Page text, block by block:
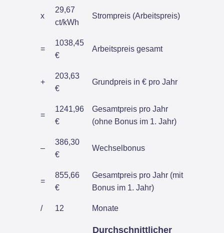
x
29,67
ct/kWh
Strompreis (Arbeitspreis)
=
1038,45
€
Arbeitspreis gesamt
+
203,63
€
Grundpreis in € pro Jahr
=
1241,96
€
Gesamtpreis pro Jahr
(ohne Bonus im 1. Jahr)
–
386,30
€
Wechselbonus
=
855,66
€
Gesamtpreis pro Jahr (mit
Bonus im 1. Jahr)
/ 12 Monate
Durchschnittlicher